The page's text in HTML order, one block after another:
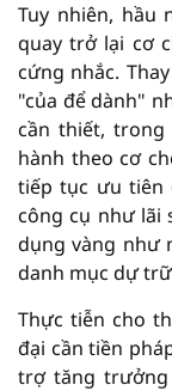
Tuy nhiên, hầu
quay trở lại cơ
cứng nhắc.
"của để dành"
cần thiết,
hành theo cơ
tiếp tục ưu tiên
công cụ như lãi
dụng vàng như
danh mục dự
Thực tiễn cho
đại cần tiền
trợ tăng